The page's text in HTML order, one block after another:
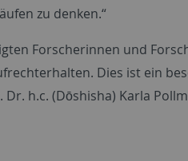
zu denken.“
Forscherinnen und
Dies ist ein
h.c. (Dōshisha) Karla